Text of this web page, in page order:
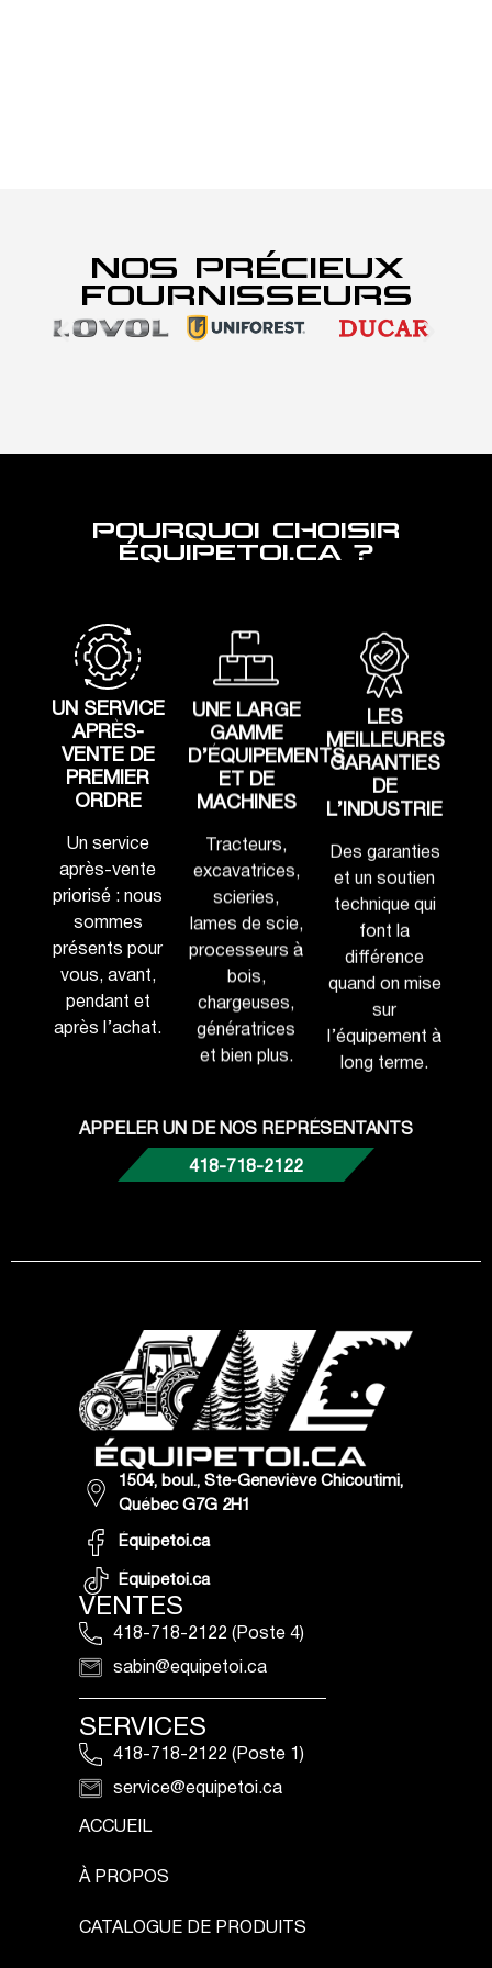
NOS PRÉCIEUX
FOURNISSEURS
POURQUOI CHOISIR
ÉQUIPETOI.CA ?
UN SERVICE
APRÈS-
VENTE DE
PREMIER
ORDRE
Un service
après-vente
priorisé : nous
sommes
présents pour
vous, avant,
pendant et
après l’achat.
UNE LARGE
GAMME
D’ÉQUIPEMENTS
ET DE
MACHINES
Tracteurs,
excavatrices,
scieries,
lames de scie,
processeurs à
bois,
chargeuses,
génératrices
et bien plus.
LES
MEILLEURES
GARANTIES
DE
L’INDUSTRIE
Des garanties
et un soutien
technique qui
font la
différence
quand on mise
sur
l’équipement à
long terme.
APPELER UN DE NOS REPRÉSENTANTS
418-718-2122
1504, boul., Ste-Geneviève Chicoutimi,
Québec G7G 2H1
Équipetoi.ca
Équipetoi.ca
VENTES
418-718-2122 (Poste 4)
sabin@equipetoi.ca
SERVICES
418-718-2122 (Poste 1)
service@equipetoi.ca
ACCUEIL
À PROPOS
CATALOGUE DE PRODUITS